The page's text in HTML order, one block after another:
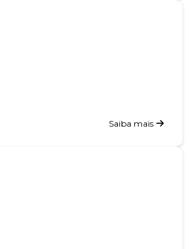
Saiba mais